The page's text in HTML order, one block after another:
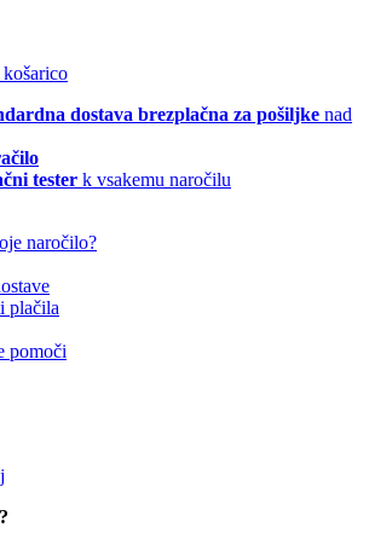
dostava brezplačna za pošiljke nad
tester k vsakemu naročilu
naročilo?
plačila
pomoči